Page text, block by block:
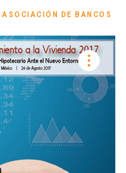
DE BANCOS